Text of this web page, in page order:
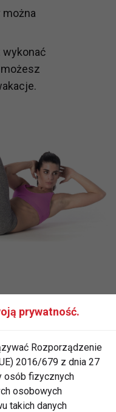
można
wykonać
z treningu z
odpowiedni dla
zanim poznasz
gumę, Z czasem
możesz
prywatność.
Rozporządzenie
2016/679 z dnia 27
osób fizycznych
osobowych
takich danych